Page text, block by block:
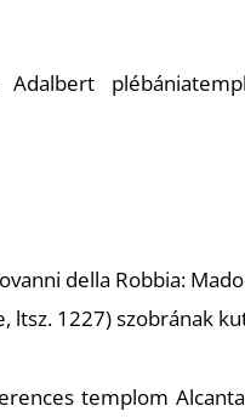
Adalbert
della Robbia:
ltsz. 1227) szobrának
templom